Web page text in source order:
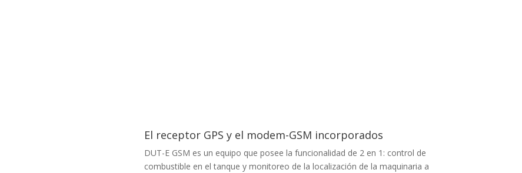
El receptor GPS y el modem-GSM incorporados
DUT-E GSM es un equipo que posee la funcionalidad de 2 en 1: control de
combustible en el tanque y monitoreo de la localización de la maquinaria a